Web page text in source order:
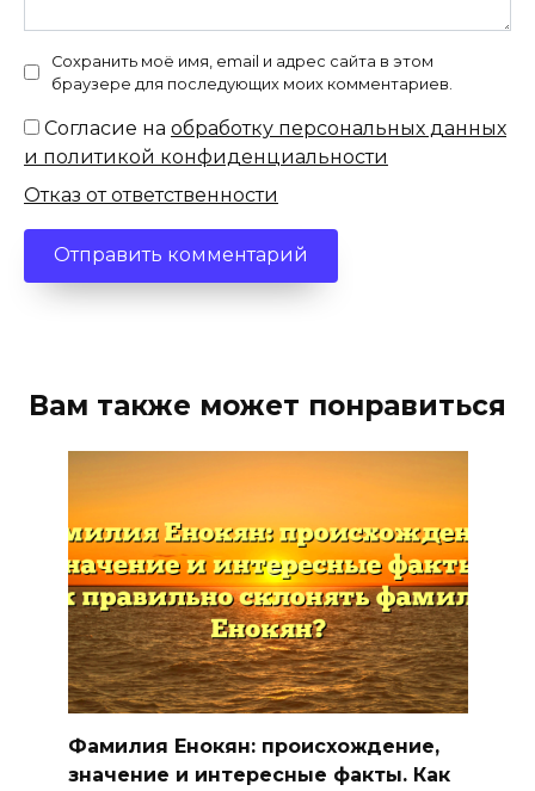
Сохранить моё имя, email и адрес сайта в этом
браузере для последующих моих комментариев.
Согласие на обработку персональных данных
и политикой конфиденциальности
Отказ от ответственности
Вам также может понравиться
Фамилия Енокян: происхождение,
значение и интересные факты. Как